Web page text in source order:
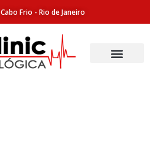
Cabo Frio - Rio de Janeiro